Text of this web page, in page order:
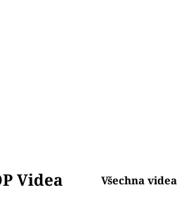
Videa Všechna videa